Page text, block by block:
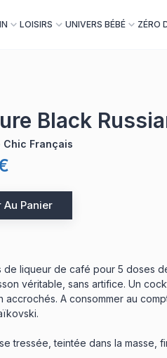
LOISIRS UNIVERS BÉBÉ ZÉRO
Black
Chic Français
Au Panier
de liqueur de café pour 5 doses
véritable, sans artifice. Un
accrochés. A consommer au
tressée, teintée dans la masse,